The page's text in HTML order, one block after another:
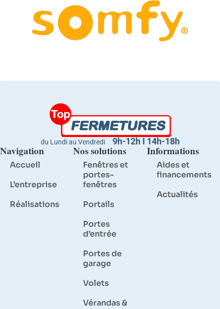
du Lundi au Vendredi 9h-12h I 14h-18h
Navigation
Accueil
L’entreprise
Réalisations
Nos solutions
Fenêtres et
portes-
fenêtres
Portails
Portes
d’entrée
Portes de
garage
Volets
Vérandas &
Informations
Aides et
financements
Actualités